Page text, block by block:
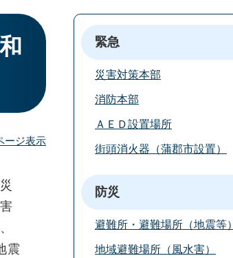
ージ表示
震
緊急
災害対策本部
消防本部
ＡＥＤ設置場所
街頭消火器（蒲郡市設置）
防災
避難所・避難場所（地震等）
地域避難場所（風水害）